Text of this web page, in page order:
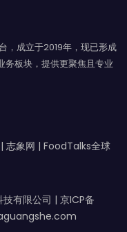
，成立于2019年，现已形成
务板块，提供更聚焦且专业
| 志象网 | FoodTalks全球
有限公司 | 京ICP备